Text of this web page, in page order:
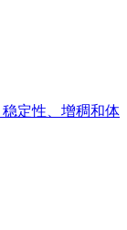
定性、增稠和体